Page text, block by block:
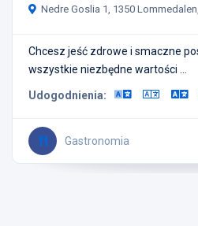
Nedre Goslia 1, 1350
Chcesz jeść zdrowe i smaczne
wszystkie niezbędne wartości ...
Udogodnienia:
Gastronomia